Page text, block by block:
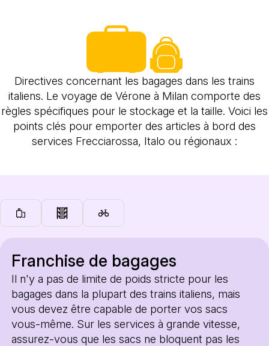
Directives concernant les bagages dans les trains
italiens. Le voyage de Vérone à Milan comporte des
règles spécifiques pour le stockage et la taille. Voici les
points clés pour emporter des articles à bord des
services Frecciarossa, Italo ou régionaux :
Franchise de bagages
Il n'y a pas de limite de poids stricte pour les
bagages dans la plupart des trains italiens, mais
vous devez être capable de porter vos sacs
vous-même. Sur les services à grande vitesse,
assurez-vous que les sacs ne bloquent pas les